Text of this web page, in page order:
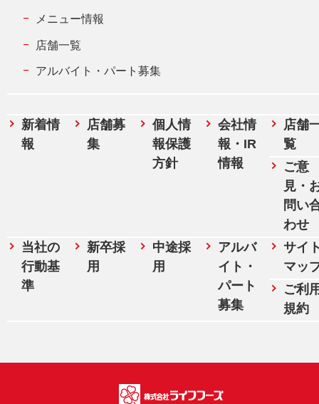
メニュー情報
店舗一覧
アルバイト・パート募集
新着情
報
店舗募
集
個人情
報保護
方針
会社情
報・IR
情報
店舗
覧
ご意
見・
問い
わせ
当社の
行動基
準
新卒採
用
中途採
用
アルバ
イト・
パート
募集
サイ
マッ
ご利
規約